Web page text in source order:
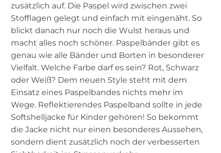
zusätzlich auf. Die Paspel wird zwischen zwei
Stofflagen gelegt und einfach mit eingenäht. So
blickt danach nur noch die Wulst heraus und
macht alles noch schöner. Paspelbänder gibt es
genau wie alle Bänder und Borten in besonderer
Vielfalt. Welche Farbe darf es sein? Rot, Schwarz
oder Weiß? Dem neuen Style steht mit dem
Einsatz eines Paspelbandes nichts mehr im
Wege. Reflektierendes Paspelband sollte in jede
Softshelljacke für Kinder gehören! So bekommt
die Jacke nicht nur einen besonderes Aussehen,
sondern dient zusätzlich noch der verbesserten